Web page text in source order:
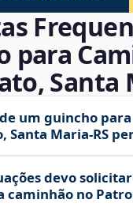
para
Santa
um guincho
Santa Maria‑RS
devo
caminhão no